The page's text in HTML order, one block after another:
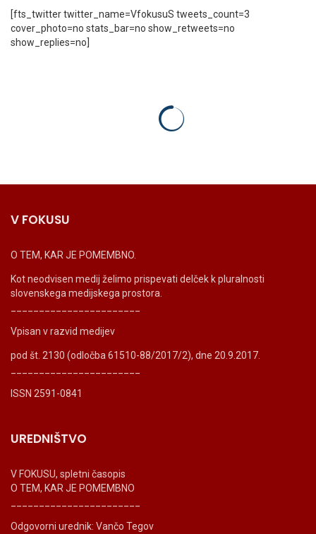
[fts_twitter twitter_name=VfokusuS tweets_count=3
cover_photo=no stats_bar=no show_retweets=no
show_replies=no]
V FOKUSU
O TEM, KAR JE POMEMBNO.
Kot neodvisen medij želimo prispevati delček k pluralnosti
slovenskega medijskega prostora.
Vpisan v razvid medijev
pod št. 2130 (odločba 61510-88/2017/2), dne 20.9.2017.
ISSN 2591-0841
UREDNIŠTVO
V FOKUSU, spletni časopis
O TEM, KAR JE POMEMBNO
Odgovorni urednik: Vančo Tegov